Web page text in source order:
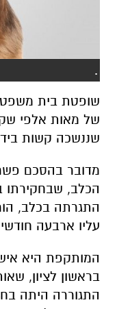
.
שופטת בית
שננשכה קשות
מדובר בהסכם
הכלב, שבחקירתו
התגרתה בכלב,
עליו ארבעה
המותקפת היא
בראשון לציון,
התגוררה היתה